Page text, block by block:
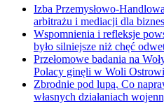
Izba Przemysłowo-
arbitrażu i mediacji dla
Wspomnienia i refleksje
było silniejsze niż chęć
Przełomowe badania na
Polacy ginęli w Woli
Zbrodnie pod lupą. Co
własnych działaniach